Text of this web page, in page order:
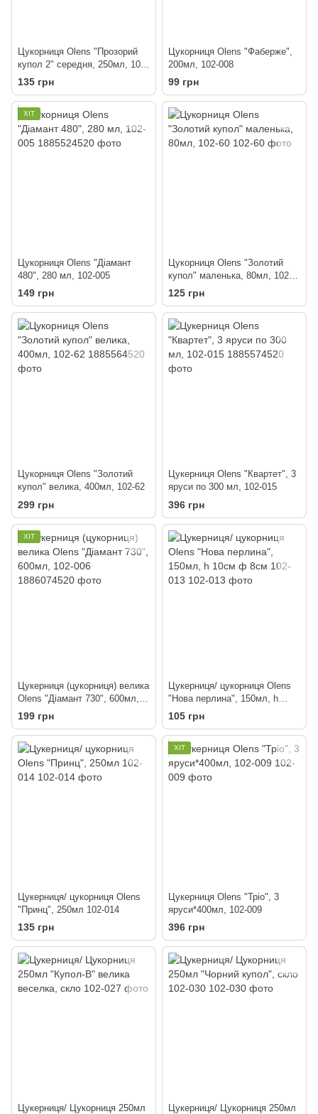
Цукорниця Olens "Прозорий
купол 2" середня, 250мл, 102-
631
135 грн
Цукорниця Olens "Фаберже",
200мл, 102-008
99 грн
ХІТ
Цукорниця Olens "Діамант
480", 280 мл, 102-005
149 грн
Цукорниця Olens "Золотий
купол" маленька, 80мл, 102-
60
125 грн
Цукорниця Olens "Золотий
купол" велика, 400мл, 102-62
299 грн
Цукерниця Olens "Квартет", 3
яруси по 300 мл, 102-015
396 грн
ХІТ
Цукерниця (цукорниця) велика
Olens "Діамант 730", 600мл,
102-006
199 грн
Цукерниця/ цукорниця Olens
"Нова перлина", 150мл, h
10см ф 8см 102-013
105 грн
Цукерниця/ цукорниця Olens
"Принц", 250мл 102-014
135 грн
ХІТ
Цукерниця Olens "Тріо", 3
яруси*400мл, 102-009
396 грн
Цукерниця/ Цукорниця 250мл
Цукерниця/ Цукорниця 250мл